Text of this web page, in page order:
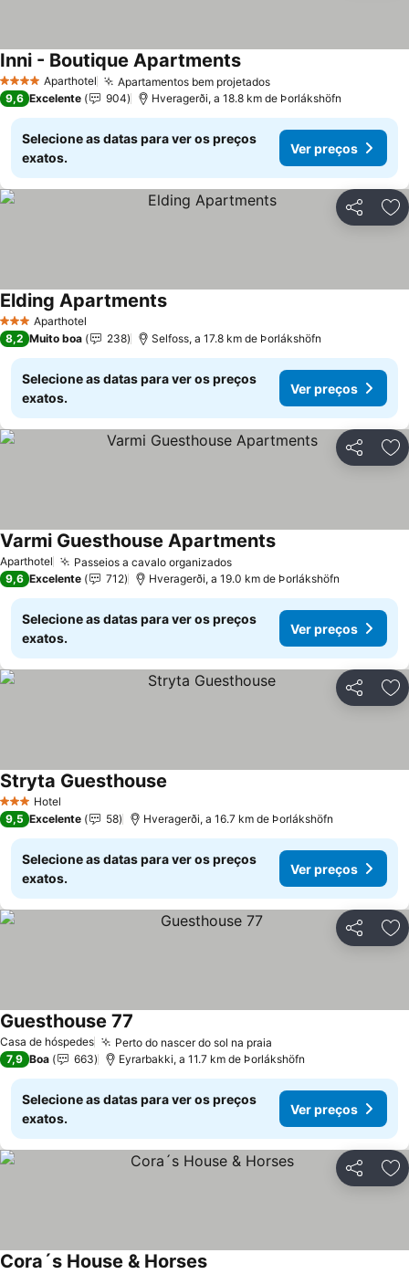
4 EstrelasAparthotel Apartamentos bem projetados
Inni - Boutique Apartments
9,6 Excelente 904 Hveragerði, a 18.8 km de Þorlákshöfn
Selecione as datas para ver os preços
exatos.
Ver preços
Partilhar
3 EstrelasAparthotel
Elding Apartments
8,2 Muito boa 238 Selfoss, a 17.8 km de Þorlákshöfn
Selecione as datas para ver os preços
exatos.
Ver preços
Partilhar
Aparthotel Passeios a cavalo organizados
Varmi Guesthouse Apartments
9,6 Excelente 712 Hveragerði, a 19.0 km de Þorlákshöfn
Selecione as datas para ver os preços
exatos.
Ver preços
Partilhar
3 EstrelasHotel
Stryta Guesthouse
9,5 Excelente 58 Hveragerði, a 16.7 km de Þorlákshöfn
Selecione as datas para ver os preços
exatos.
Ver preços
Partilhar
Casa de hóspedes Perto do nascer do sol na praia
Guesthouse 77
7,9 Boa 663 Eyrarbakki, a 11.7 km de Þorlákshöfn
Selecione as datas para ver os preços
exatos.
Ver preços
Partilhar
Cora´s House & Horses